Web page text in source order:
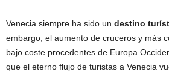
Venecia siempre ha sido un destino
embargo, el aumento de cruceros y más
bajo coste procedentes de Europa
que el eterno flujo de turistas a Venecia